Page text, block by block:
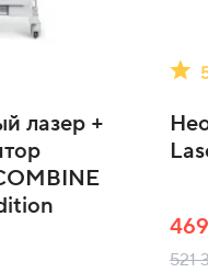
лазер +
521